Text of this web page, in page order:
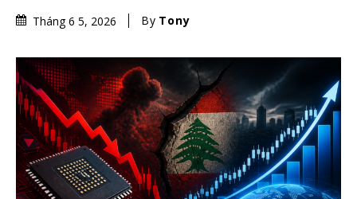
Tháng 6 5, 2026 By Tony